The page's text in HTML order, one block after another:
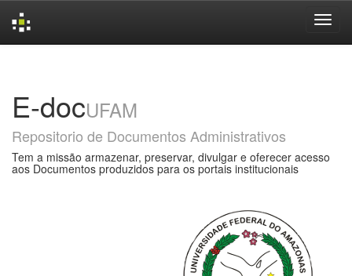
E-docUFAM
Repositorio de Documentos Administrativos
Tem a missão armazenar, preservar, divulgar e oferecer acesso
aos Documentos produzidos para os portais institucionais